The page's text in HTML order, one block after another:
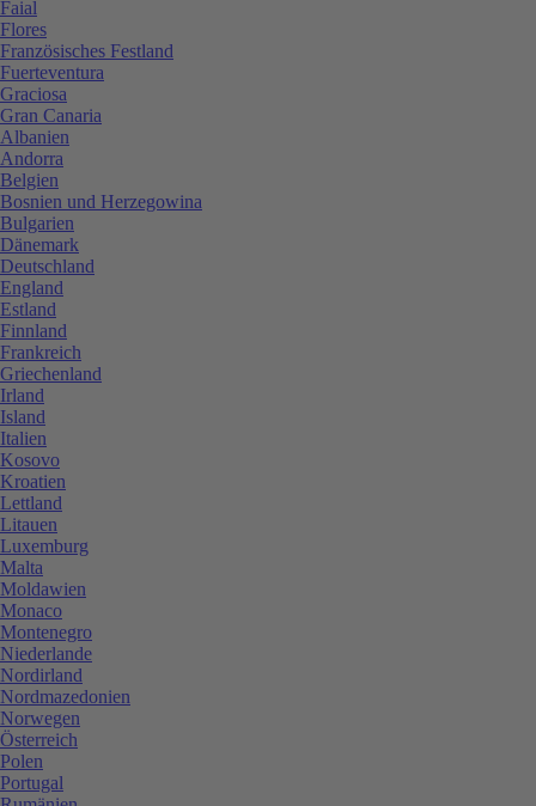
Faial
Flores
Französisches Festland
Fuerteventura
Graciosa
Gran Canaria
Albanien
Andorra
Belgien
Bosnien und Herzegowina
Bulgarien
Dänemark
Deutschland
England
Estland
Finnland
Frankreich
Griechenland
Irland
Island
Italien
Kosovo
Kroatien
Lettland
Litauen
Luxemburg
Malta
Moldawien
Monaco
Montenegro
Niederlande
Nordirland
Nordmazedonien
Norwegen
Österreich
Polen
Portugal